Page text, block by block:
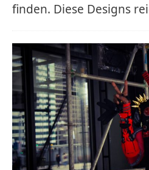
finden. Diese Designs